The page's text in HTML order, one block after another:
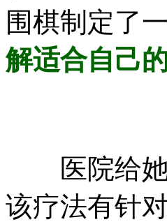
围棋制定了
解适合自己
医院给她
该疗法有针